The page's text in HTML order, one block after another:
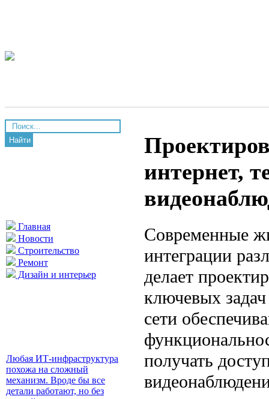
Найти
Главная
Новости
Строительство
Ремонт
Дизайн и интерьер
Любая ИТ-инфраструктура
похожа на сложный
механизм. Вроде бы все
детали работают, но без
интернет,
Современные
интеграции
делает
ключевых
сети
получать